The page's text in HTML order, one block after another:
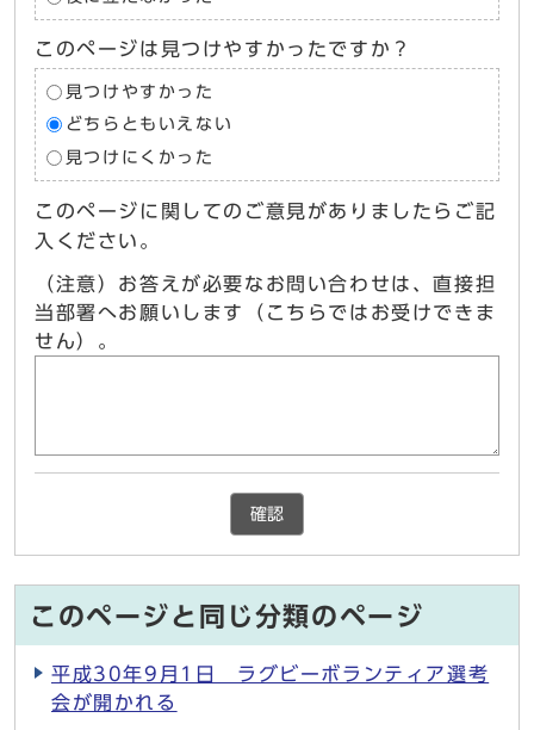
このページは見つけやすかったですか？
見つけやすかった
どちらともいえない
見つけにくかった
このページに関してのご意見がありましたらご記
入ください。
（注意）お答えが必要なお問い合わせは、直接担
当部署へお願いします（こちらではお受けできま
せん）。
確認
このページと同じ分類のページ
平成30年9月1日 ラグビーボランティア選考
会が開かれる